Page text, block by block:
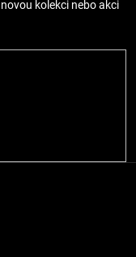
kolekci nebo akci